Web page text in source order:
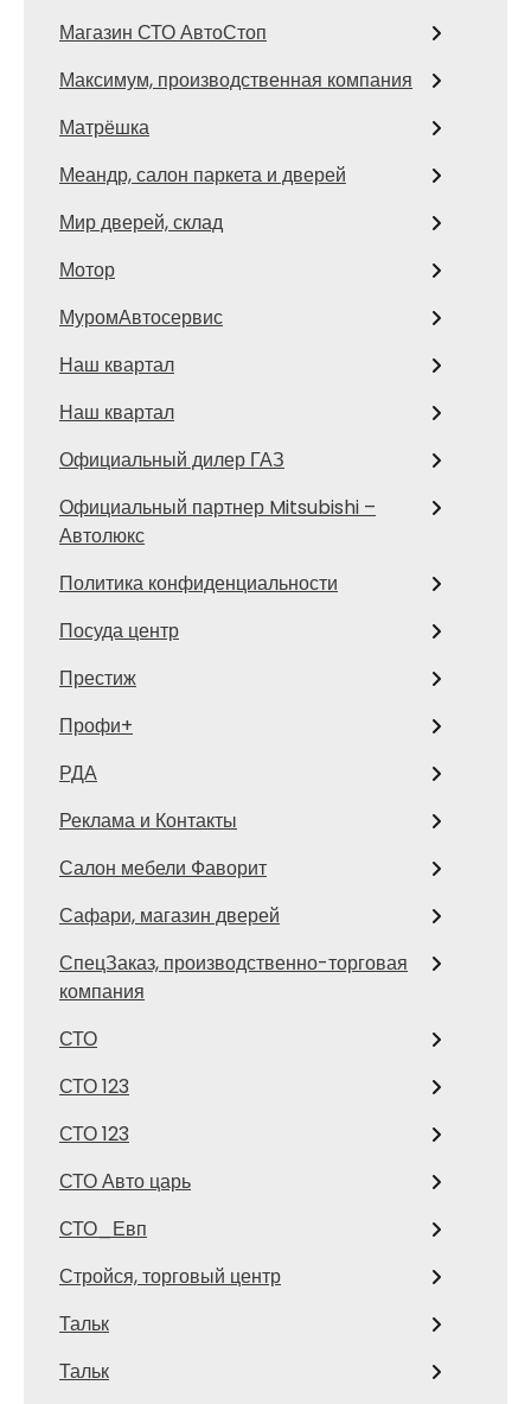
Магазин СТО АвтоСтоп
Максимум, производственная компания
Матрёшка
Меандр, салон паркета и дверей
Мир дверей, склад
Мотор
МуромАвтосервис
Наш квартал
Наш квартал
Официальный дилер ГАЗ
Официальный партнер Mitsubishi –
Автолюкс
Политика конфиденциальности
Посуда центр
Престиж
Профи+
РДА
Реклама и Контакты
Салон мебели Фаворит
Сафари, магазин дверей
СпецЗаказ, производственно-торговая
компания
СТО
СТО 123
СТО 123
СТО Авто царь
СТО_Евп
Стройся, торговый центр
Тальк
Тальк